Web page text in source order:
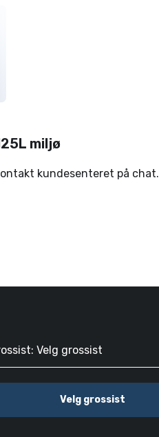
miljø
kundesenteret på chat.
Velg grossist
Velg grossist